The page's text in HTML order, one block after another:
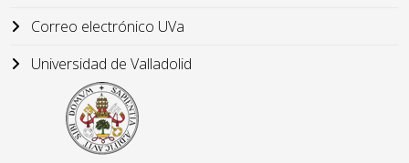
Correo electrónico UVa
Universidad de Valladolid